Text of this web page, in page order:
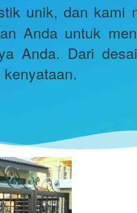
unik, dan kami
Anda untuk
Anda. Dari